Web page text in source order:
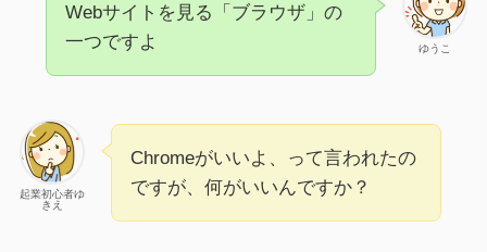
ゆうこ
Webサイトを見る「ブラウザ」の
一つですよ
起業初心者ゆ
きえ
Chromeがいいよ、って言われたの
ですが、何がいいんですか？